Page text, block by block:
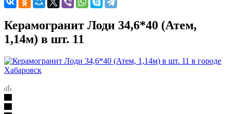
Керамогранит Лоди 34,6*40 (Атем,
1,14м) в шт. 11